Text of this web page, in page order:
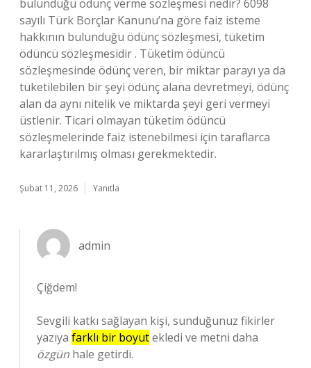
bulunduğu ödünç verme sözleşmesi nedir? 6098
sayılı Türk Borçlar Kanunu’na göre faiz isteme
hakkının bulunduğu ödünç sözleşmesi, tüketim
ödüncü sözleşmesidir . Tüketim ödüncü
sözleşmesinde ödünç veren, bir miktar parayı ya da
tüketilebilen bir şeyi ödünç alana devretmeyi, ödünç
alan da aynı nitelik ve miktarda şeyi geri vermeyi
üstlenir. Ticari olmayan tüketim ödüncü
sözleşmelerinde faiz istenebilmesi için taraflarca
kararlaştırılmış olması gerekmektedir.
Şubat 11, 2026 Yanıtla
admin
Çiğdem!
Sevgili katkı sağlayan kişi, sunduğunuz fikirler
yazıya farklı bir boyutekledi ve metni daha
özgün hale getirdi.